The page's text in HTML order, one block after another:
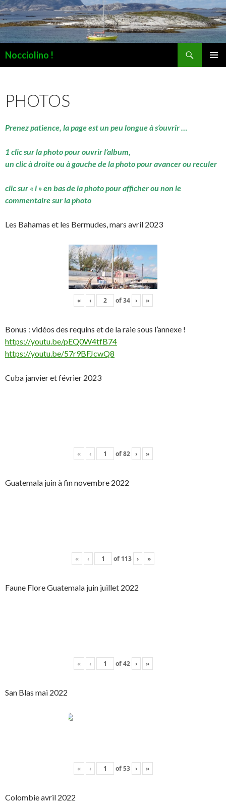
Nocciolino !
PHOTOS
Prenez patience, la page est un peu longue à s’ouvrir …
1 clic sur la photo pour ouvrir l’album,
un clic à droite ou à gauche de la photo pour avancer ou reculer
clic sur « i » en bas de la photo pour afficher ou non le
commentaire sur la photo
Les Bahamas et les Bermudes, mars avril 2023
« ‹ of34 › »
Bonus : vidéos des requins et de la raie sous l’annexe !
https://youtu.be/pEQ0W4tfB74
https://youtu.be/57r9BFJcwQ8
Cuba janvier et février 2023
« ‹ of82 › »
Guatemala juin à fin novembre 2022
« ‹ of 113 › »
Faune Flore Guatemala juin juillet 2022
« ‹ of42 › »
San Blas mai 2022
« ‹ of53 › »
Colombie avril 2022